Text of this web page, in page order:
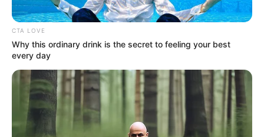
READ MORE
CTA LOVE
Why this ordinary drink is the secret to feeling your best
every day